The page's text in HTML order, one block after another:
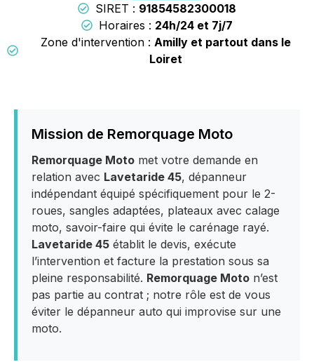
SIRET : 91854582300018
Horaires : 24h/24 et 7j/7
Zone d'intervention : Amilly et partout dans le
Loiret
Mission de Remorquage Moto
Remorquage Moto met votre demande en
relation avec Lavetaride 45, dépanneur
indépendant équipé spécifiquement pour le 2-
roues, sangles adaptées, plateaux avec calage
moto, savoir-faire qui évite le carénage rayé.
Lavetaride 45 établit le devis, exécute
l’intervention et facture la prestation sous sa
pleine responsabilité. Remorquage Moto n’est
pas partie au contrat ; notre rôle est de vous
éviter le dépanneur auto qui improvise sur une
moto.